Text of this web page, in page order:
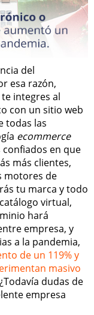
del
esa razón,
integres al
con un sitio web
todas las
ecommerce
en que
más clientes,
motores de
tu marca y todo
virtual,
hará
empresa, y
a la pandemia,
de un 119% y
masivo
dudas de
empresa